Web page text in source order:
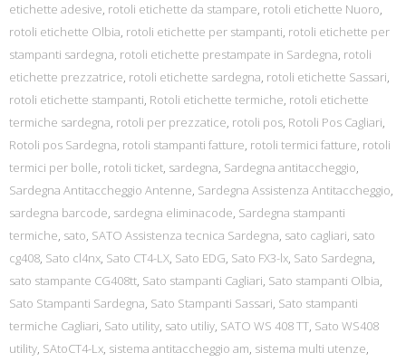
etichette adesive, rotoli etichette da stampare, rotoli etichette Nuoro,
rotoli etichette Olbia, rotoli etichette per stampanti, rotoli etichette per
stampanti sardegna, rotoli etichette prestampate in Sardegna, rotoli
etichette prezzatrice, rotoli etichette sardegna, rotoli etichette Sassari,
rotoli etichette stampanti, Rotoli etichette termiche, rotoli etichette
termiche sardegna, rotoli per prezzatice, rotoli pos, Rotoli Pos Cagliari,
Rotoli pos Sardegna, rotoli stampanti fatture, rotoli termici fatture, rotoli
termici per bolle, rotoli ticket, sardegna, Sardegna antitaccheggio,
Sardegna Antitaccheggio Antenne, Sardegna Assistenza Antitaccheggio,
sardegna barcode, sardegna eliminacode, Sardegna stampanti
termiche, sato, SATO Assistenza tecnica Sardegna, sato cagliari, sato
cg408, Sato cl4nx, Sato CT4-LX, Sato EDG, Sato FX3-lx, Sato Sardegna,
sato stampante CG408tt, Sato stampanti Cagliari, Sato stampanti Olbia,
Sato Stampanti Sardegna, Sato Stampanti Sassari, Sato stampanti
termiche Cagliari, Sato utility, sato utiliy, SATO WS 408 TT, Sato WS408
utility, SAtoCT4-Lx, sistema antitaccheggio am, sistema multi utenze,